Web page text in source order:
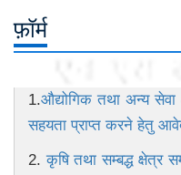
फ़ॉर्म
1.औद्योगिक तथा अन्य सेवा
सहयता प्राप्त करने हेतु
2.कृषि तथा सम्बद्ध क्षेत्र